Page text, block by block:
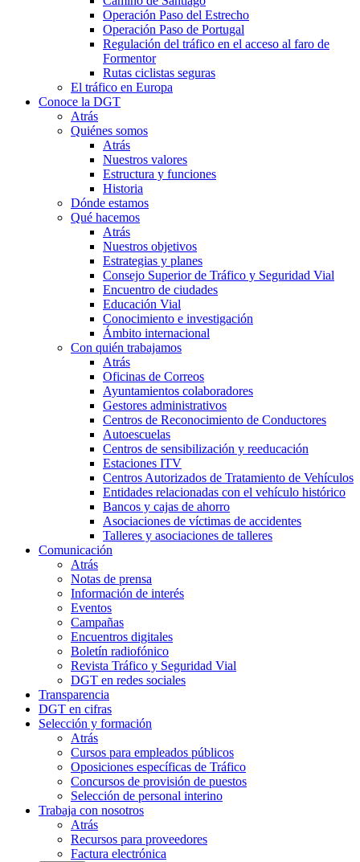
Operación Paso del Estrecho
Operación Paso de Portugal
Regulación del tráfico en el acceso al faro de
Formentor
Rutas ciclistas seguras
El tráfico en Europa
Conoce la DGT
Atrás
Quiénes somos
Atrás
Nuestros valores
Estructura y funciones
Historia
Dónde estamos
Qué hacemos
Atrás
Nuestros objetivos
Estrategias y planes
Consejo Superior de Tráfico y Seguridad Vial
Encuentro de ciudades
Educación Vial
Conocimiento e investigación
Ámbito internacional
Con quién trabajamos
Atrás
Oficinas de Correos
Ayuntamientos colaboradores
Gestores administrativos
Centros de Reconocimiento de Conductores
Autoescuelas
Centros de sensibilización y reeducación
Estaciones ITV
Centros Autorizados de Tratamiento de Vehículos
Entidades relacionadas con el vehículo histórico
Bancos y cajas de ahorro
Asociaciones de víctimas de accidentes
Talleres y asociaciones de talleres
Comunicación
Atrás
Notas de prensa
Información de interés
Eventos
Campañas
Encuentros digitales
Boletín radiofónico
Revista Tráfico y Seguridad Vial
DGT en redes sociales
Transparencia
DGT en cifras
Selección y formación
Atrás
Cursos para empleados públicos
Oposiciones específicas de Tráfico
Concursos de provisión de puestos
Selección de personal interino
Trabaja con nosotros
Atrás
Recursos para proveedores
Factura electrónica